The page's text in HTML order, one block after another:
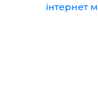
інтернет